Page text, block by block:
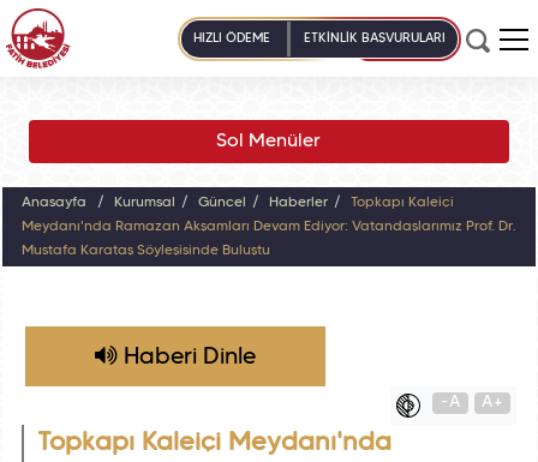
HIZLI ÖDEME ETKİNLİK BAŞVURULARI
Sol Menüler
Anasayfa Kurumsal Güncel Haberler
Topkapı Kaleiçi
Meydanı'nda Ramazan Akşamları Devam Ediyor: Vatandaşlarımız Prof. Dr.
Mustafa Karataş Söyleşisinde Buluştu
Haberi Dinle
-A A+
Topkapı Kaleiçi Meydanı'nda